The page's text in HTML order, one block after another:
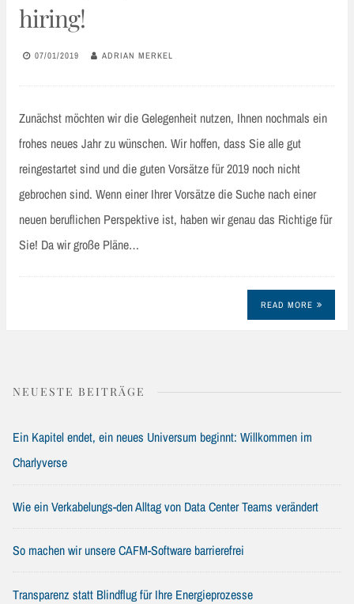
hiring!
07/01/2019 ADRIAN MERKEL
Zunächst möchten wir die Gelegenheit nutzen, Ihnen nochmals ein
frohes neues Jahr zu wünschen. Wir hoffen, dass Sie alle gut
reingestartet sind und die guten Vorsätze für 2019 noch nicht
gebrochen sind. Wenn einer Ihrer Vorsätze die Suche nach einer
neuen beruflichen Perspektive ist, haben wir genau das Richtige für
Sie! Da wir große Pläne…
READ MORE
NEUESTE BEITRÄGE
Ein Kapitel endet, ein neues Universum beginnt: Willkommen im
Charlyverse
Wie ein Verkabelungs-den Alltag von Data Center Teams verändert
So machen wir unsere CAFM-Software barrierefrei
Transparenz statt Blindflug für Ihre Energieprozesse